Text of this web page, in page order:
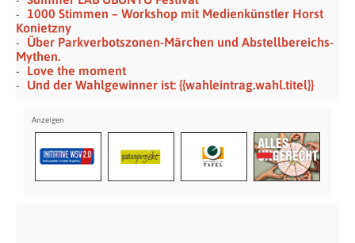
1000 Stimmen – Workshop mit Medienkünstler Horst
Konietzny
Über Parkverbotszonen-Märchen und Abstellbereichs-
Mythen.
Love the moment
Und der Wahlgewinner ist: {{wahleintrag.wahl.titel}}